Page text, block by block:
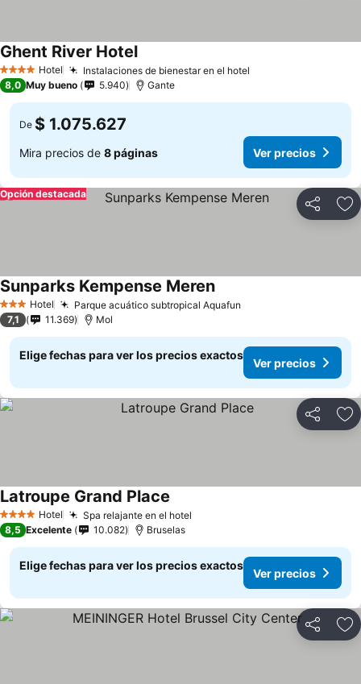
4 EstrellasHotel Instalaciones de bienestar en el hotel
Ghent River Hotel
8,0 Muy bueno 5.940 Gante
De $ 1.075.627
Mira precios de 8 páginas Ver precios
Compartir
Opción destacada
3 Estrellas
Hotel Parque acuático subtropical Aquafun
Sunparks Kempense Meren
7,1 11.369 Mol
Elige fechas para ver los precios exactos
Ver precios
Compartir
4 EstrellasHotel Spa relajante en el hotel
Latroupe Grand Place
8,5 Excelente 10.082 Bruselas
Elige fechas para ver los precios exactos
Ver precios
Compartir